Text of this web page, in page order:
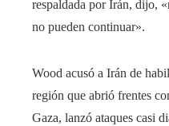
respaldada por Irán, dijo,
no pueden continuar».
Wood acusó a Irán de
región que abrió frentes
Gaza, lanzó ataques casi